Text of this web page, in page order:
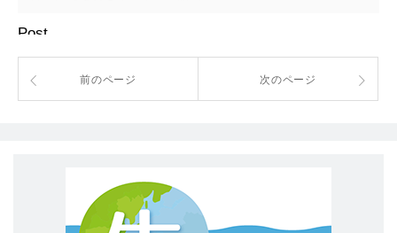
Post
前のページ 次のページ